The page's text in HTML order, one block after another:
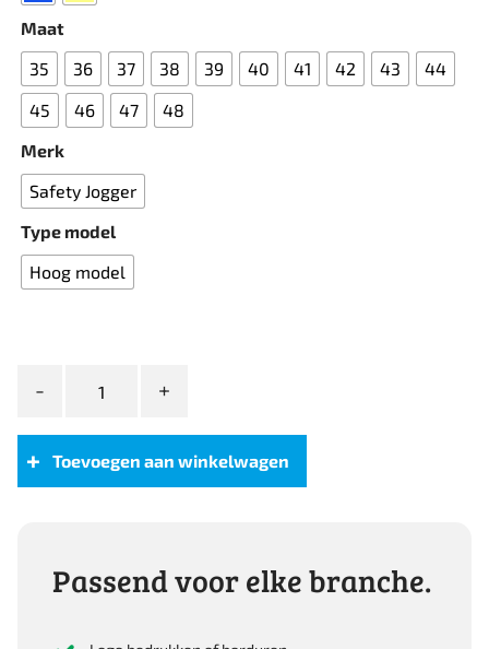
Maat
35
36 37 38 39 40 41 42 43
44
45
46 47
48
Merk
Safety Jogger
Type model
Hoog model
Jogger
MID
aantal
Toevoegen aan winkelwagen
Passend voor elke branche.